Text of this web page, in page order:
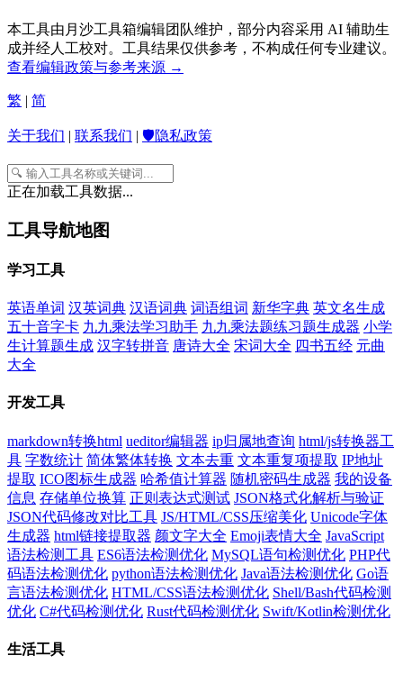
本工具由月沙工具箱编辑团队维护，部分内容采用 AI 辅助生
成并经人工校对。工具结果仅供参考，不构成任何专业建议。
查看编辑政策与参考来源 →
繁 | 简
关于我们 | 联系我们 | 🛡️隐私政策
正在加载工具数据...
工具导航地图
学习工具
英语单词 汉英词典 汉语词典 词语组词 新华字典 英文名生成
五十音字卡 九九乘法学习助手 九九乘法题练习题生成器 小学
生计算题生成 汉字转拼音 唐诗大全 宋词大全 四书五经 元曲
大全
开发工具
markdown转换html ueditor编辑器 ip归属地查询 html/js转换器工
具 字数统计 简体繁体转换 文本去重 文本重复项提取 IP地址
提取 ICO图标生成器 哈希值计算器 随机密码生成器 我的设备
信息 存储单位换算 正则表达式测试 JSON格式化解析与验证
JSON代码修改对比工具 JS/HTML/CSS压缩美化 Unicode字体
生成器 html链接提取器 颜文字大全 Emoji表情大全 JavaScript
语法检测工具 ES6语法检测优化 MySQL语句检测优化 PHP代
码语法检测优化 python语法检测优化 Java语法检测优化 Go语
言语法检测优化 HTML/CSS语法检测优化 Shell/Bash代码检测
优化 C#代码检测优化 Rust代码检测优化 Swift/Kotlin检测优化
生活工具